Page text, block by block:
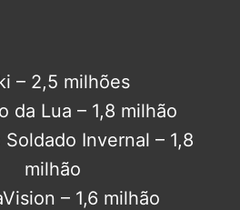
– 2,5 milhões
da Lua – 1,8 milhão
Invernal – 1,8
milhão
– 1,6 milhão